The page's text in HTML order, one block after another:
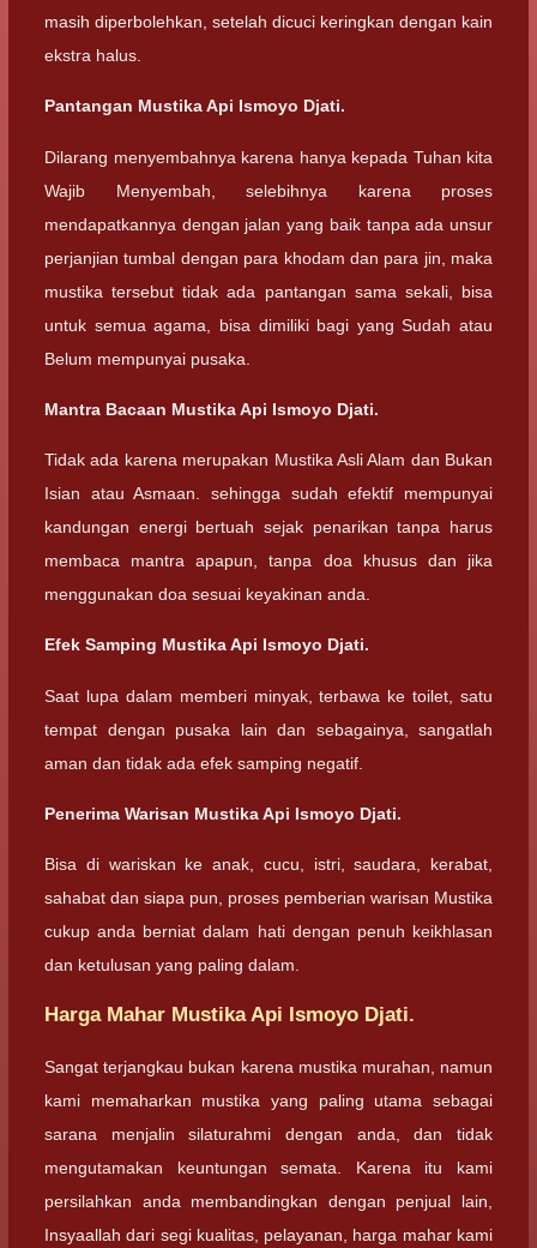
masih diperbolehkan, setelah dicuci keringkan dengan kain
ekstra halus.
Pantangan Mustika Api Ismoyo Djati.
Dilarang menyembahnya karena hanya kepada Tuhan kita
Wajib Menyembah, selebihnya karena proses
mendapatkannya dengan jalan yang baik tanpa ada unsur
perjanjian tumbal dengan para khodam dan para jin, maka
mustika tersebut tidak ada pantangan sama sekali, bisa
untuk semua agama, bisa dimiliki bagi yang Sudah atau
Belum mempunyai pusaka.
Mantra Bacaan Mustika Api Ismoyo Djati.
Tidak ada karena merupakan Mustika Asli Alam dan Bukan
Isian atau Asmaan. sehingga sudah efektif mempunyai
kandungan energi bertuah sejak penarikan tanpa harus
membaca mantra apapun, tanpa doa khusus dan jika
menggunakan doa sesuai keyakinan anda.
Efek Samping Mustika Api Ismoyo Djati.
Saat lupa dalam memberi minyak, terbawa ke toilet, satu
tempat dengan pusaka lain dan sebagainya, sangatlah
aman dan tidak ada efek samping negatif.
Penerima Warisan Mustika Api Ismoyo Djati.
Bisa di wariskan ke anak, cucu, istri, saudara, kerabat,
sahabat dan siapa pun, proses pemberian warisan Mustika
cukup anda berniat dalam hati dengan penuh keikhlasan
dan ketulusan yang paling dalam.
Harga Mahar Mustika Api Ismoyo Djati.
Sangat terjangkau bukan karena mustika murahan, namun
kami memaharkan mustika yang paling utama sebagai
sarana menjalin silaturahmi dengan anda, dan tidak
mengutamakan keuntungan semata. Karena itu kami
persilahkan anda membandingkan dengan penjual lain,
Insyaallah dari segi kualitas, pelayanan, harga mahar kami